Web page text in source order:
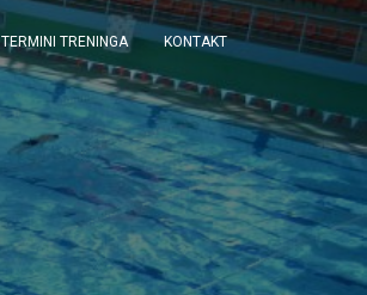
TERMINI TRENINGA KONTAKT